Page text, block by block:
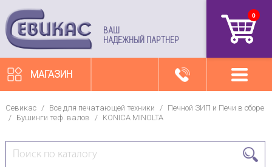
ВАШ
НАДЕЖНЫЙ ПАРТНЕР
0
МАГАЗИН
Севикас / Все для печатающей техники /
Печной ЗИП и Печи в сборе
/
Бушинги теф. валов / KONICA MINOLTA